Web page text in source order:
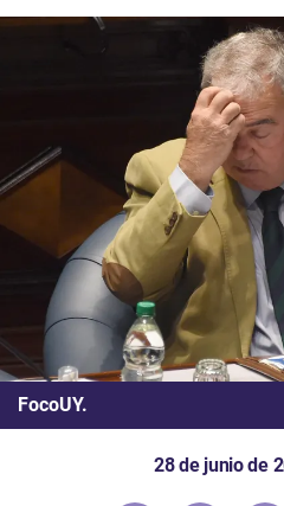
FocoUY.
28 de junio de